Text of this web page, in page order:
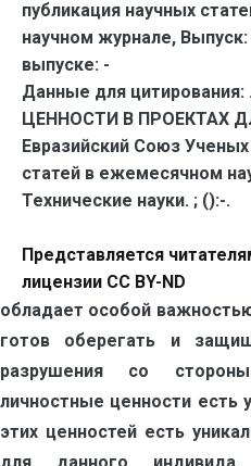
публикация научных
научном журнале, Выпуск:
выпуске: -
Данные для цитирования:
ЦЕННОСТИ В ПРОЕКТАХ
Евразийский Союз
статей в ежемесячном
Технические науки. ; ():-.
Представляется
лицензии CC BY-ND
обладает особой
готов оберегать и
разрушения со
личностные ценности есть
этих ценностей есть